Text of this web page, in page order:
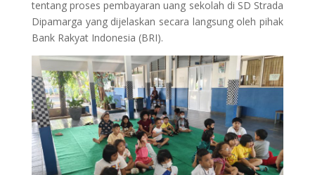
tentang proses pembayaran uang sekolah di SD Strada
Dipamarga yang dijelaskan secara langsung oleh pihak
Bank Rakyat Indonesia (BRI).